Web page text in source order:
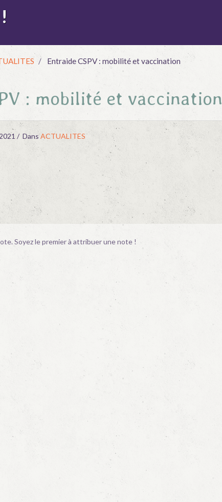
Entraide CSPV : mobilité et vaccination
: mobilité et vaccination
DansACTUALITES
Soyez le premier à attribuer une note !